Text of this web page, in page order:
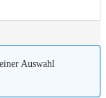
Auswahl